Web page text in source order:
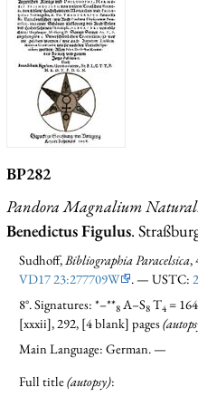
BP282
Pandora Magnalium
Benedictus Figulus.
Sudhoff, Bibliographia Paracelsica,
VD17 23:277709W
. — USTC:
8°. Signatures: *–**8 A–S8 T4=
[xxxii], 292, [4 blank] pages
Main Language: German. —
Full title(autopsy):